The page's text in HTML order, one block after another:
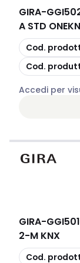
GIRA-
A STD
copia
Cod.
copia
Cod.
Accedi per
GIRA-
2-M KNX
copia
Cod.